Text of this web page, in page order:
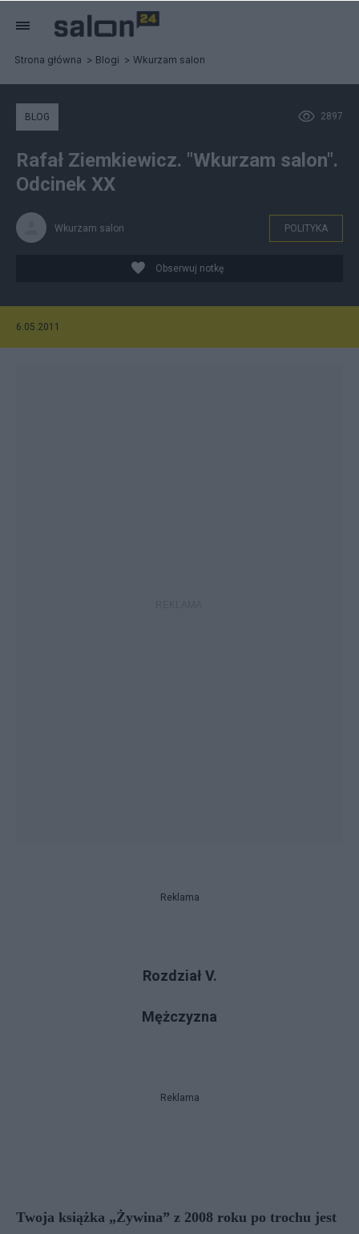
Strona główna Blogi Wkurzam salon
2897
BLOG
Rafał Ziemkiewicz. "Wkurzam salon".
Odcinek XX
Wkurzam salon POLITYKA
Obserwuj notkę
6.05.2011
Reklama
Rozdział V.
Mężczyzna
Reklama
Twoja książka „Żywina” z 2008 roku po trochu jest